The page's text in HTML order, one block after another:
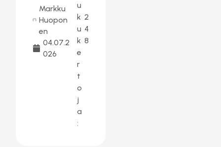
Markku
Huopon
en
04.07.2
026
u
k
u
k
e
r
t
o
j
a
:
2
4
8